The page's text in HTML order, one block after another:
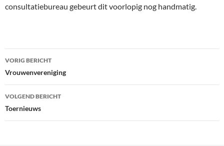
consultatiebureau gebeurt dit voorlopig nog handmatig.
Bericht
navigatie
VORIG BERICHT
Vrouwenvereniging
VOLGEND BERICHT
Toernieuws